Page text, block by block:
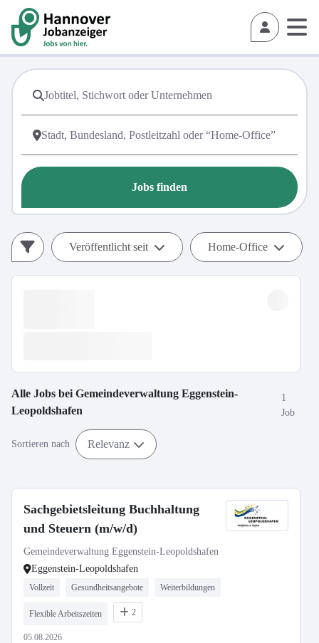
Jobs finden
Veröffentlicht seit Home-Office
Alle Jobs bei Gemeindeverwaltung Eggenstein-
Leopoldshafen
1
Job
Sortieren nach Relevanz
Sachgebietsleitung Buchhaltung
und Steuern (m/w/d)
Gemeindeverwaltung Eggenstein-Leopoldshafen
Eggenstein-Leopoldshafen
Vollzeit Gesundheitsangebote Weiterbildungen
Flexible Arbeitszeiten 2
05.08.2026